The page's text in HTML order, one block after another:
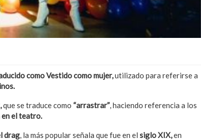
como Vestido como mujer,utilizado para referirse a
que se traduce como “arrastrar”, haciendo referencia a los
el teatro.
drag, la más popular señala que fue en el siglo XIX,en